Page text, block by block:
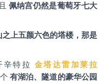
佩纳宫仍然是葡萄牙七大
之上五颜六色的塔楼，那是
辛特拉 金塔达雷加莱拉
有湖泊、隧道的豪华公园